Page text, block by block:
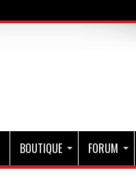
BOUTIQUE FORUM